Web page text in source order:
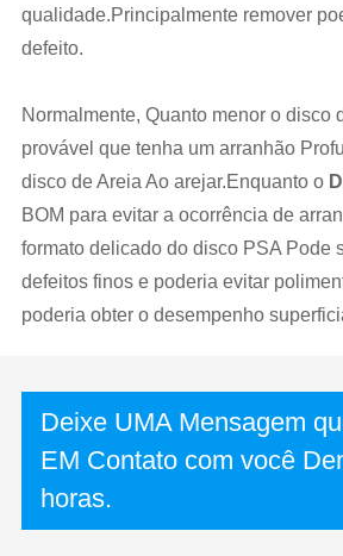
qualidade.Principalmente remover
defeito.
Normalmente, Quanto menor o disco
provável que tenha um arranhão
disco de Areia Ao arejar.Enquanto o
BOM para evitar a ocorrência de
formato delicado do disco PSA Pode
defeitos finos e poderia evitar
poderia obter o desempenho
Deixe UMA Mensagem
EM Contato com você
horas.